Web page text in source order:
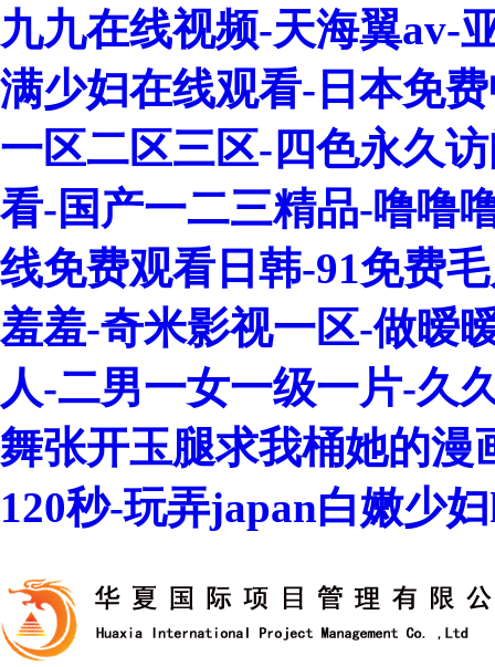
九九在线视频-天海翼av-
满少妇在线观看-日本免
一区二区三区-四色永久
看-国产一二三精品-噜噜
线免费观看日韩-91免费
羞羞-奇米影视一区-做暧
人-二男一女一级一片-久
舞张开玉腿求我桶她的漫
120秒-玩弄japan白嫩少